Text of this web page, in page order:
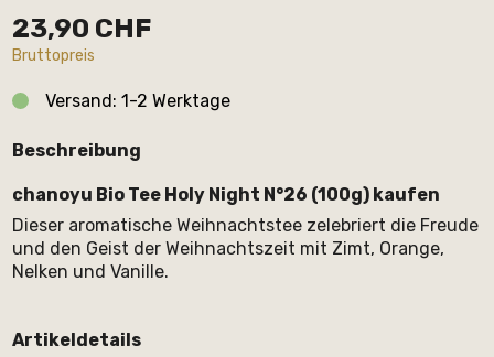
23,90 CHF
Bruttopreis
Versand: 1-2 Werktage
Beschreibung
chanoyu Bio Tee Holy Night N°26 (100g) kaufen
Dieser aromatische Weihnachtstee zelebriert die Freude
und den Geist der Weihnachtszeit mit Zimt, Orange,
Nelken und Vanille.
Artikeldetails